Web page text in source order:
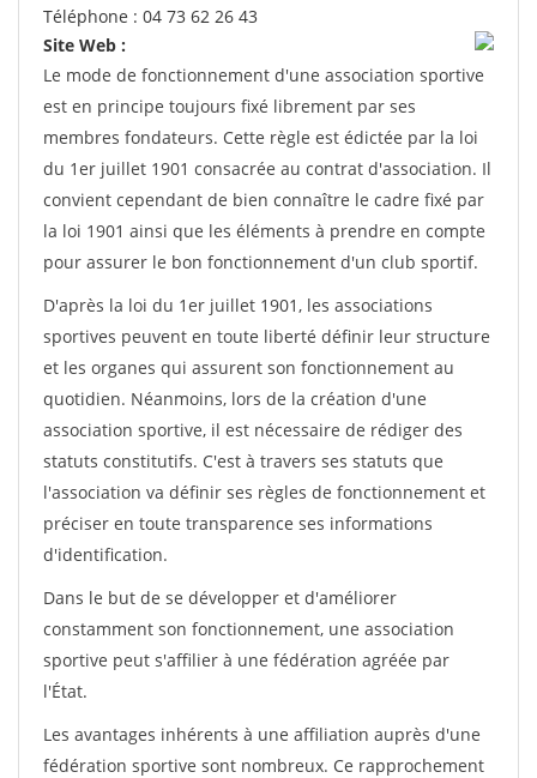
Téléphone : 04 73 62 26 43
Site Web :
Le mode de fonctionnement d'une association sportive
est en principe toujours fixé librement par ses
membres fondateurs. Cette règle est édictée par la loi
du 1er juillet 1901 consacrée au contrat d'association. Il
convient cependant de bien connaître le cadre fixé par
la loi 1901 ainsi que les éléments à prendre en compte
pour assurer le bon fonctionnement d'un club sportif.
D'après la loi du 1er juillet 1901, les associations
sportives peuvent en toute liberté définir leur structure
et les organes qui assurent son fonctionnement au
quotidien. Néanmoins, lors de la création d'une
association sportive, il est nécessaire de rédiger des
statuts constitutifs. C'est à travers ses statuts que
l'association va définir ses règles de fonctionnement et
préciser en toute transparence ses informations
d'identification.
Dans le but de se développer et d'améliorer
constamment son fonctionnement, une association
sportive peut s'affilier à une fédération agréée par
l'État.
Les avantages inhérents à une affiliation auprès d'une
fédération sportive sont nombreux. Ce rapprochement